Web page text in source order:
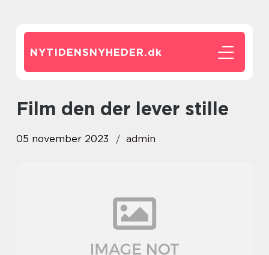
NYTIDENSNYHEDER.dk
film den der lever stille
05 november 2023 admin